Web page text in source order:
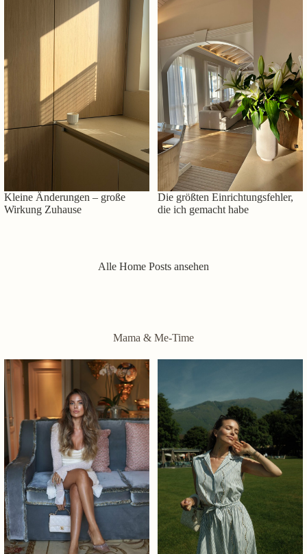
Kleine Änderungen – große
Wirkung Zuhause
Die größten Einrichtungsfehler,
die ich gemacht habe
Alle Home Posts ansehen
Mama & Me-Time